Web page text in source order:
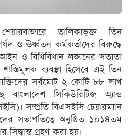
তালিকাভুক্ত তিন
ও ঊর্ধ্বতন কর্মকর্তাদের বিরুদ্ধে
আইন ও বিধিবিধান লঙ্ঘনের সত্যতা
শাস্তিমূলক ব্যবস্থা হিসেবে এই তিন
ব্যক্তিদের সর্বমোট ২ কোটি ৮৮ লাখ
বাংলাদেশ সিকিউরিটিজ অ্যান্ড
সম্প্রতি বিএসইসি চেয়ারম্যান
সভাপতিত্বে অনুষ্ঠিত ১০১৪তম
গ্রহণ করা হয়।